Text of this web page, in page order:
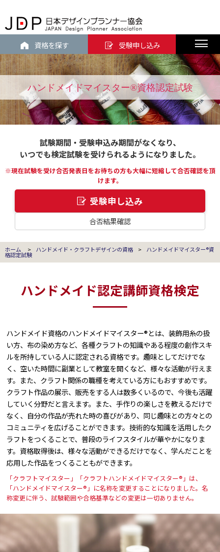
資格を探す 受験申し込み
ハンドメイドマイスター®資格認定試験
試験期間・受験申込み期間がなくなり、
いつでも検定試験を受けられるようになりました。
※現在試験を受け合否発表日をお待ちの方も大幅に短縮して合否確認を頂
けます。
受験申し込み
合否結果確認
ホーム > ハンドメイド・クラフトデザインの資格 > ハンドメイドマイスター®資
格認定試験
ハンドメイド認定講師資格検定
ハンドメイド資格のハンドメイドマイスター®とは、装飾用糸の扱
い方、布の染め方など、各種クラフトの知識やある程度の創作スキ
ルを所持している人に認定される資格です。趣味としてだけでな
く、空いた時間に副業として教室を開くなど、様々な活動が行えま
す。また、クラフト関係の職種を考えている方にもおすすめです。
クラフト作品の展示、販売をする人は数多くいるので、今後も活躍
していく分野だと言えます。また、手作りの楽しさを教えるだけで
なく、自分の作品が売れた時の喜びがあり、同じ趣味との方々との
コミュニティを広げることができます。技術的な知識を活用したク
ラフトをつくることで、普段のライフスタイルが華やかになりま
す。資格取得後は、様々な活動ができるだけでなく、学んだことを
応用した作品をつくることもができます。
「クラフトマイスター」「クラフトハンドメイドマイスター®」は、
「ハンドメイドマイスター®」に名称を変更することになりました。名
称変更に伴う、試験範囲や合格基準などの変更は一切ありません。